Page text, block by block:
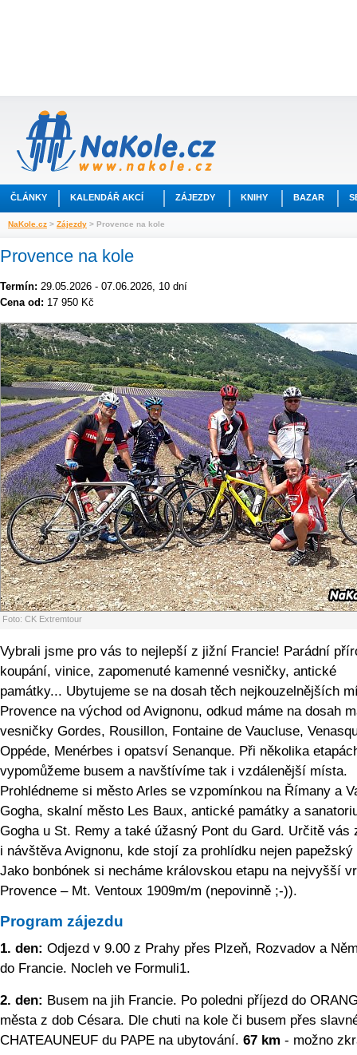
ČLÁNKY KALENDÁŘ AKCÍ ZÁJEZDY KNIHY BAZAR
NaKole.cz > Zájezdy > Provence na kole
Provence na kole
Termín: 29.05.2026 - 07.06.2026, 10 dní
Cena od: 17 950 Kč
Foto: CK Extremtour
Vybrali jsme pro vás to nejlepší z jižní Francie! Parádní
koupání, vinice, zapomenuté kamenné vesničky, antické
památky... Ubytujeme se na dosah těch nejkouzelnějších
Provence na východ od Avignonu, odkud máme na dosah
vesničky Gordes, Rousillon, Fontaine de Vaucluse,
Oppéde, Menérbes i opatsví Senanque. Při několika
vypomůžeme busem a navštívíme tak i vzdálenější místa.
Prohlédneme si město Arles se vzpomínkou na Římany a
Gogha, skalní město Les Baux, antické památky a
Gogha u St. Remy a také úžasný Pont du Gard. Určitě vás
i návštěva Avignonu, kde stojí za prohlídku nejen papežský
Jako bonbónek si necháme královskou etapu na nejvyšší
Provence – Mt. Ventoux 1909m/m (nepovinně ;-)).
Program zájezdu
1. den: Odjezd v 9.00 z Prahy přes Plzeň, Rozvadov a
do Francie. Nocleh ve Formuli1.
2. den: Busem na jih Francie. Po poledni příjezd do
města z dob Césara. Dle chuti na kole či busem přes
CHATEAUNEUF du PAPE na ubytování. 67 km - možno